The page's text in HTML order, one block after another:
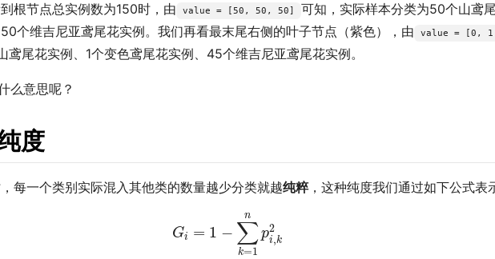
根节点总实例数为150时，由 value = [50, 50, 50]
可知，实际样本分类为50个山鸢
个维吉尼亚鸢尾花实例。我们再看最末尾右侧的叶子节点（紫色），由
value = [0,
鸢尾花实例、1个变色鸢尾花实例、45个维吉尼亚鸢尾花实例。
么意思呢？
度
每一个类别实际混入其他类的数量越少分类就越纯粹，这种纯度我们通过如下公式表
Gi = 1 −
n
∑
k=1
p2
i,k
=1